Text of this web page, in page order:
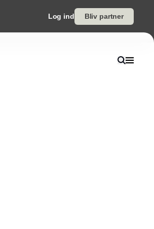
Log ind Bliv partner